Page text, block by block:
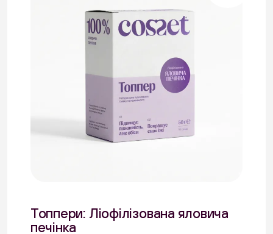
Топпери: Ліофілізована яловича
печінка